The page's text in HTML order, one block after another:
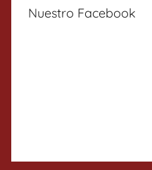
Nuestro Facebook